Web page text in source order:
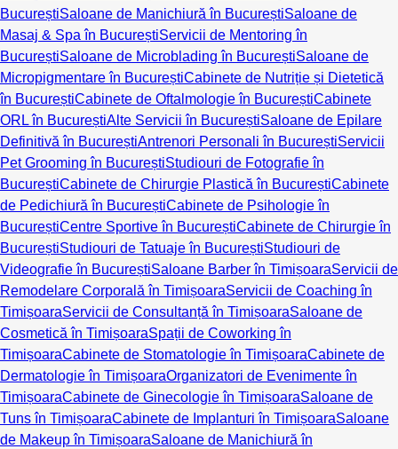
BucureștiSaloane de Manichiură în BucureștiSaloane de
Masaj & Spa în BucureștiServicii de Mentoring în
BucureștiSaloane de Microblading în BucureștiSaloane de
Micropigmentare în BucureștiCabinete de Nutriție și Dietetică
în BucureștiCabinete de Oftalmologie în BucureștiCabinete
ORL în BucureștiAlte Servicii în BucureștiSaloane de Epilare
Definitivă în BucureștiAntrenori Personali în BucureștiServicii
Pet Grooming în BucureștiStudiouri de Fotografie în
BucureștiCabinete de Chirurgie Plastică în BucureștiCabinete
de Pedichiură în BucureștiCabinete de Psihologie în
BucureștiCentre Sportive în BucureștiCabinete de Chirurgie în
BucureștiStudiouri de Tatuaje în BucureștiStudiouri de
Videografie în BucureștiSaloane Barber în TimișoaraServicii de
Remodelare Corporală în TimișoaraServicii de Coaching în
TimișoaraServicii de Consultanță în TimișoaraSaloane de
Cosmetică în TimișoaraSpații de Coworking în
TimișoaraCabinete de Stomatologie în TimișoaraCabinete de
Dermatologie în TimișoaraOrganizatori de Evenimente în
TimișoaraCabinete de Ginecologie în TimișoaraSaloane de
Tuns în TimișoaraCabinete de Implanturi în TimișoaraSaloane
de Makeup în TimișoaraSaloane de Manichiură în